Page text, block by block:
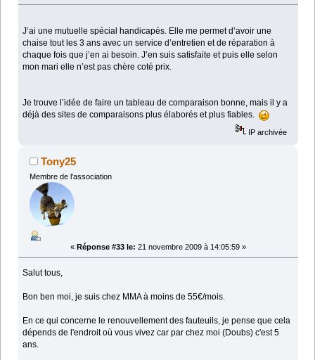
J’ai une mutuelle spécial handicapés. Elle me permet d’avoir une
chaise tout les 3 ans avec un service d’entretien et de réparation à
chaque fois que j’en ai besoin. J’en suis satisfaite et puis elle selon
mon mari elle n’est pas chère coté prix.
Je trouve l’idée de faire un tableau de comparaison bonne, mais il y a
déjà des sites de comparaisons plus élaborés et plus fiables.
IP archivée
Tony25
Membre de l'association
« Réponse #33 le: 21 novembre 2009 à 14:05:59 »
Salut tous,
Bon ben moi, je suis chez MMA à moins de 55€/mois.
En ce qui concerne le renouvellement des fauteuils, je pense que cela
dépends de l'endroit où vous vivez car par chez moi (Doubs) c'est 5
ans.